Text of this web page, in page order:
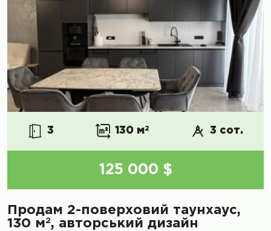
3 130 м2 3 сот.
125 000 $
Продам 2-поверховий таунхаус,
130 м2, авторський дизайн